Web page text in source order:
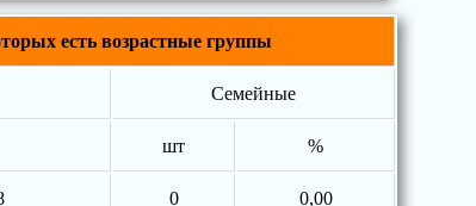
есть возрастные группы
Семейные
шт %
0 0,00